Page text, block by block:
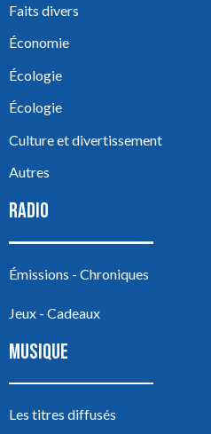
Faits divers
Économie
Écologie
Écologie
Culture et divertissement
Autres
RADIO
Émissions - Chroniques
Jeux - Cadeaux
MUSIQUE
Les titres diffusés